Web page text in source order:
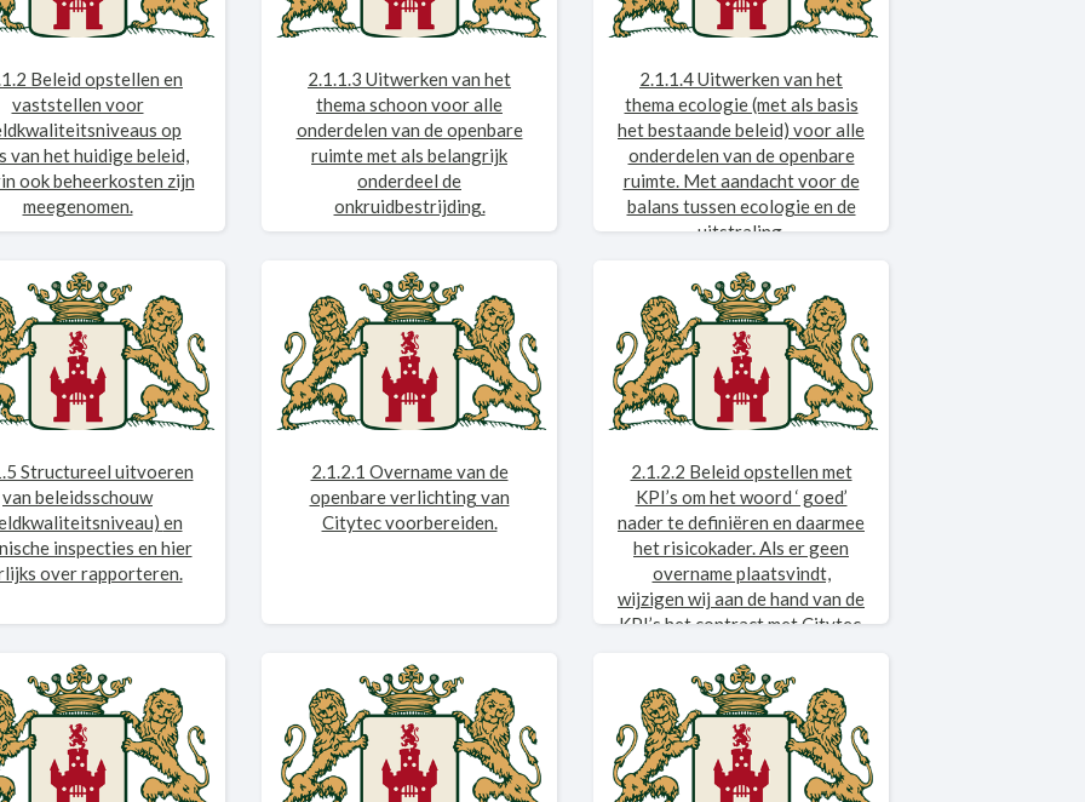
Beleid opstellen en
vaststellen voor
op
van het huidige beleid,
ook beheerkosten zijn
meegenomen.
2.1.1.3 Uitwerken van het
thema schoon voor alle
onderdelen van de openbare
ruimte met als belangrijk
onderdeel de
onkruidbestrijding.
2.1.1.4 Uitwerken van het
thema ecologie (met als basis
het bestaande beleid) voor alle
onderdelen van de openbare
ruimte. Met aandacht voor de
balans tussen ecologie en de
uitstraling.
Structureel uitvoeren
van beleidsschouw
en
inspecties en hier
over rapporteren.
2.1.2.1 Overname van de
openbare verlichting van
Citytec voorbereiden.
2.1.2.2 Beleid opstellen met
KPI’s om het woord ‘ goed’
nader te definiëren en daarmee
het risicokader. Als er geen
overname plaatsvindt,
wijzigen wij aan de hand van de
KPI’s het contract met Citytec.